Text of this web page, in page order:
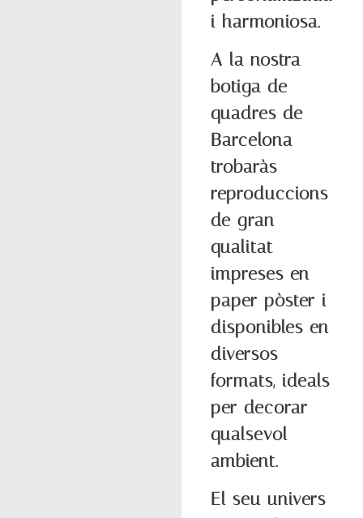
i harmoniosa.
A la nostra
botiga de
quadres de
Barcelona
trobaràs
reproduccions
de gran
qualitat
impreses en
paper pòster i
disponibles en
diversos
formats, ideals
per decorar
qualsevol
ambient.
El seu univers